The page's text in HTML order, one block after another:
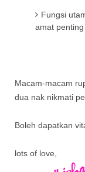
Fungsi
amat
Macam-macam
dua nak nikmati
Boleh dapatkan
lots of love,